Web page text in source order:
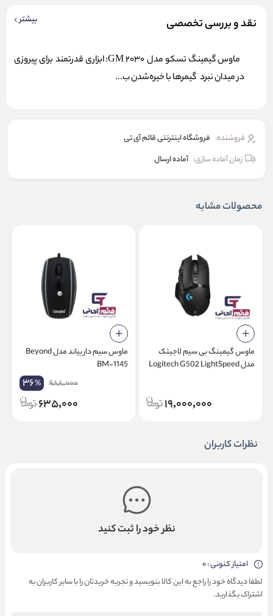
نقد و بررسی تخصصی بیشتر
ماوس گیمینگ تسکو مدل GM 2030: ابزاری قدرتمند برای پیروزی
در میدان نبرد گیمرها با خیره‌شدن ب...
فروشنده: فروشگاه اینترنتی قائم آی تی
زمان آماده سازی: آماده ارسال
محصولات مشابه
ماوس گیمینگ بی سیم لاجیتک
مدل Logitech G502 LightSpeed
19,000,000
ماوس سیم دار بیاند مدل Beyond
BM-1145
988,000
36%
635,000
نظرات کاربران
نظر خود را ثبت کنید
امتیاز کنونی : 0
لطفا دیدگاه خود را راجع به این کالا بنویسید و تجربه خریدتان را با سایر کاربران به
اشتراک بگذارید.